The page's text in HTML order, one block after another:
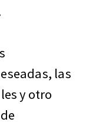
las
y otro